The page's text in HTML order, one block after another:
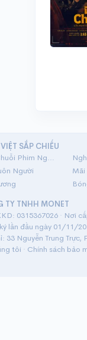
SẮP CHIẾU
Ám: Chuỗi Phim Ngắn Linh Dị
Người
TY TNHH MONET
0315367026 · Nơi
lần đầu ngày 01/11/
33 Nguyễn Trung Trực,
tôi · Chính sách bảo